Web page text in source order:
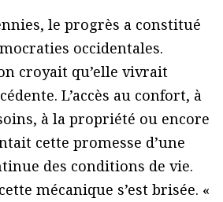
le progrès a constitué
occidentales.
croyait qu’elle vivrait
L’accès au confort, à
à la propriété ou encore
cette promesse d’une
des conditions de vie.
mécanique s’est brisée. «